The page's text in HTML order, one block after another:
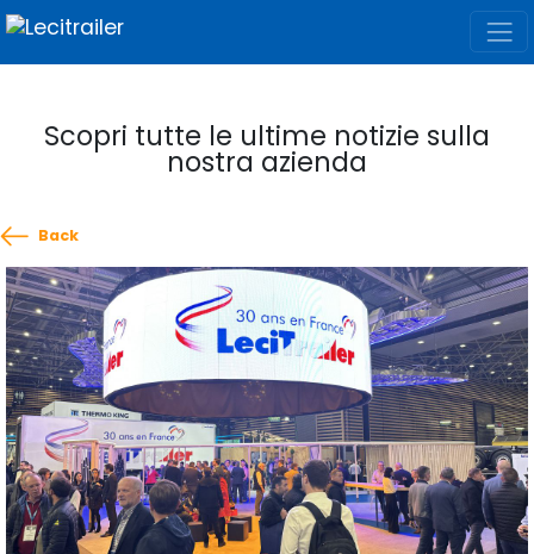
Scopri tutte le ultime notizie sulla
nostra azienda
Back